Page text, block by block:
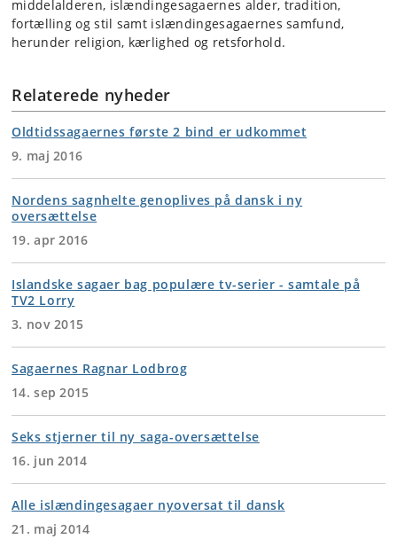
middelalderen, islændingesagaernes alder, tradition,
fortælling og stil samt islændingesagaernes samfund,
herunder religion, kærlighed og retsforhold.
Relaterede nyheder
Oldtidssagaernes første 2 bind er udkommet
9. maj 2016
Nordens sagnhelte genoplives på dansk i ny
oversættelse
19. apr 2016
Islandske sagaer bag populære tv-serier - samtale på
TV2 Lorry
3. nov 2015
Sagaernes Ragnar Lodbrog
14. sep 2015
Seks stjerner til ny saga-oversættelse
16. jun 2014
Alle islændingesagaer nyoversat til dansk
21. maj 2014